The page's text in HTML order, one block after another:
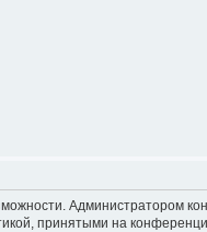
Администратором
принятыми на